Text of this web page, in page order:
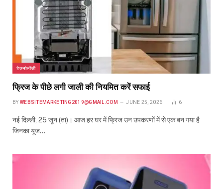
टेक्नोलॉजी
फ्रिज के पीछे लगी जाली की नियमित करें सफाई
BY WEBSITEMARKETING2019@GMAIL.COM JUNE 25, 2026 6
नई दिल्ली, 25 जून (ता)। आज हर घर में फ्रिज उन उपकरणों में से एक बन गया है
जिनका यूज…